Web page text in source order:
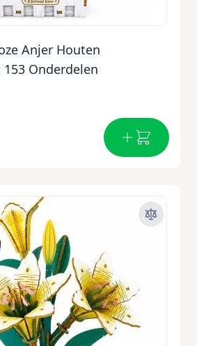
Anjer Houten
Onderdelen